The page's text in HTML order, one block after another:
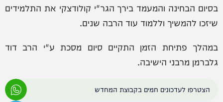
בסיום הבחינה והמעמד בירך הגר"י קולודצקי את התלמידים
שיזכו להמשיך וללמוד עוד הרבה שנים.
במהלך פתיחת הזמן התקיים סיום מסכת ע"י הרב דוד
גלברמן מרבני הישיבה.
הצטרפו לעדכונים חמים בקבוצת המחדש